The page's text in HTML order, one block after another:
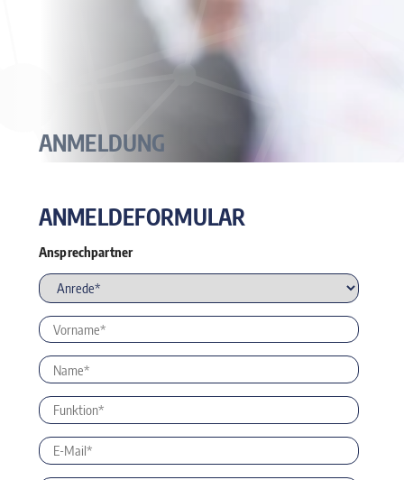
ANMELDUNG
ANMELDEFORMULAR
Ansprechpartner